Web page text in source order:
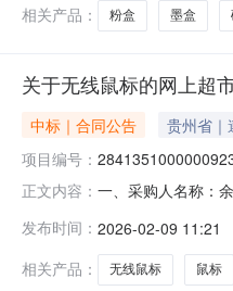
相关产品：
粉盒 墨盒
关于无线鼠标的网上超
中标｜合同公告 贵州省｜
项目编号：
正文内容： 一、采购人名称：
想/
发布时间： 2026-02-09 11:21
相关产品：
无线鼠标 鼠标